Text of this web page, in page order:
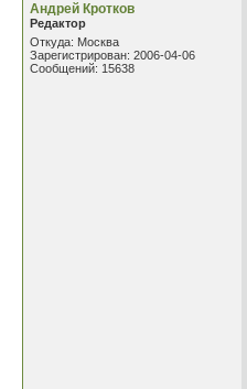
Андрей Кротков
Редактор
Откуда: Москва
Зарегистрирован: 2006-04-06
Сообщений: 15638